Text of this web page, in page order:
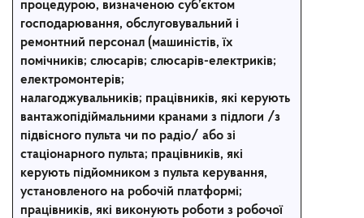
процедурою, визначеною суб’єктом
господарювання, обслуговувальний і
ремонтний персонал (машиністів, їх
помічників; слюсарів; слюсарів-електриків;
електромонтерів;
налагоджувальників; працівників, які керують
вантажопідіймальними кранами з підлоги /з
підвісного пульта чи по радіо/ або зі
стаціонарного пульта; працівників, які
керують підйомником з пульта керування,
установленого на робочій платформі;
працівників, які виконують роботи з робочої